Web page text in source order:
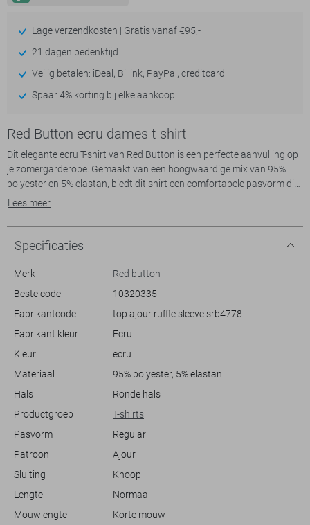
Lage verzendkosten | Gratis vanaf €95,-
21 dagen bedenktijd
Veilig betalen: iDeal, Billink, PayPal, creditcard
Spaar 4% korting bij elke aankoop
Red Button ecru dames t-shirt
Dit elegante ecru T-shirt van Red Button is een perfecte aanvulling op
je zomergarderobe. Gemaakt van een hoogwaardige mix van 95%
polyester en 5% elastan, biedt dit shirt een comfortabele pasvorm die
prettig aanvoelt op de huid. Het shirt heeft een regular fit en een
gelegenheden. De korte mouwen maken het ideaal voor warme
dagen, terwijl het subtiele ajourpatroon een verfijnde en luchtige
uitstraling geeft.
Dankzij het casual design combineer je dit T-shirt moeiteloos met
look. De knoopdetail op de achterkant voegt een speels accent toe
dat het geheel verfraait. Of je nu een dagje uitgaat met vrienden of
een relaxte dag thuis doorbrengt, dit Red Button T-shirt zorgt ervoor
Het is jouw go-to keuze voor een modieus en ongedwongen ensemble
tijdens de zomermaanden.
Lees meer
Specificaties
Merk
Red button
Bestelcode
10320335
Fabrikantcode
top ajour ruffle sleeve srb4778
Fabrikant kleur
Ecru
Kleur
ecru
Materiaal
95% polyester, 5% elastan
Hals
Ronde hals
Productgroep
T-shirts
Pasvorm
Regular
Patroon
Ajour
Sluiting
Knoop
Lengte
Normaal
Mouwlengte
Korte mouw